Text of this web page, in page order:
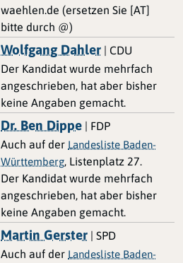
waehlen.de (ersetzen Sie [AT]
bitte durch @)
Wolfgang Dahler | CDU
Der Kandidat wurde mehrfach
angeschrieben, hat aber bisher
keine Angaben gemacht.
Dr. Ben Dippe | FDP
Auch auf der Landesliste Baden-
Württemberg , Listenplatz 27.
Der Kandidat wurde mehrfach
angeschrieben, hat aber bisher
keine Angaben gemacht.
Martin Gerster | SPD
Auch auf der Landesliste Baden-